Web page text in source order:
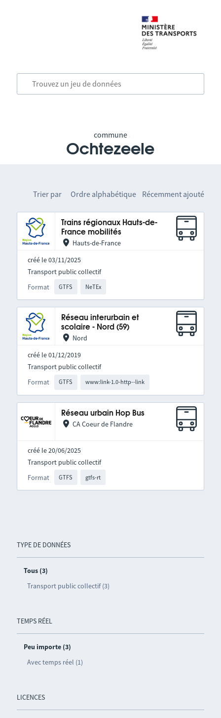
commune
Ochtezeele
TYPE DE DONNÉES
Tous (3)
Transport public collectif (3)
TEMPS RÉEL
Peu importe (3)
Avec temps réel (1)
LICENCES
Trier par Ordre alphabétique Récemment ajouté
Trains régionaux Hauts-de-
France mobilités
Hauts-de-France
créé le 03/11/2025
Format GTFS NeTEx
Transport public collectif
Réseau interurbain et
scolaire - Nord (59)
Nord
créé le 01/12/2019
Format GTFS www:link-1.0-http--link
Transport public collectif
Réseau urbain Hop Bus
CA Coeur de Flandre
créé le 20/06/2025
Format GTFS gtfs-rt
Transport public collectif